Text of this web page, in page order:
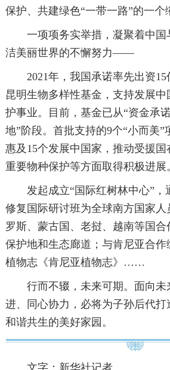
保护、共建绿色“一带一路”的一个
一项项务实举措，凝聚着中国
洁美丽世界的不懈努力——
2021年，我国承诺率先出资15
昆明生物多样性基金，支持发展
护事业。目前，基金已从“资金承
地”阶段。首批支持的9个“小而美”
惠及15个发展中国家，推动受援国
重要物种保护等方面取得积极进展
发起成立“国际红树林中心”，
修复国际研讨班为全球南方国家
罗斯、蒙古国、老挝、越南等国
保护地和生态廊道；与肯尼亚合作
植物志《肯尼亚植物志》……
行而不辍，未来可期。面向未
进、同心协力，必将为子孙后代打
和谐共生的美好家园。
文字：新华社记者